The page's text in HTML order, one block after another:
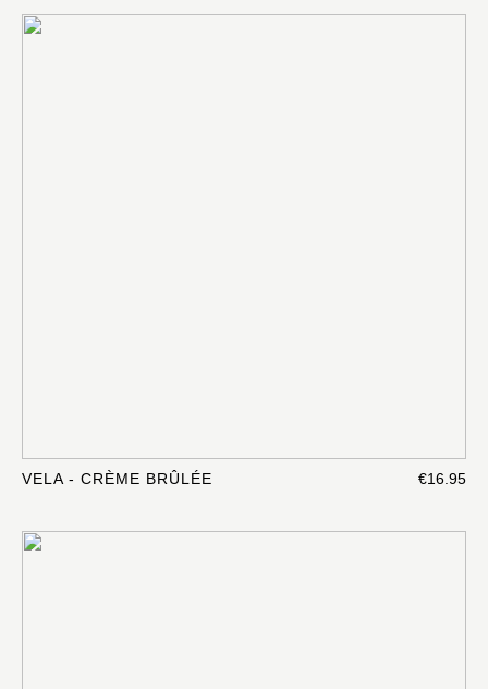
VELA - CRÈME BRÛLÉE €16.95